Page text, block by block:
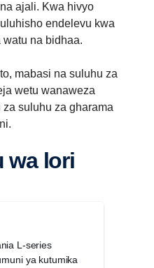
ajali. Kwa hivyo
endelevu kwa
na bidhaa.
mabasi na suluhu za
wetu wanaweza
suluhu za gharama
wa lori
L-series
ya kutumika